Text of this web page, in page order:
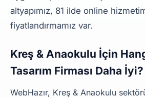
altyapımız, 81 ilde online
fiyatlandırmamız var.
Kreş & Anaokulu İçin
Tasarım Firması Daha İyi?
WebHazır, Kreş & Anaokulu